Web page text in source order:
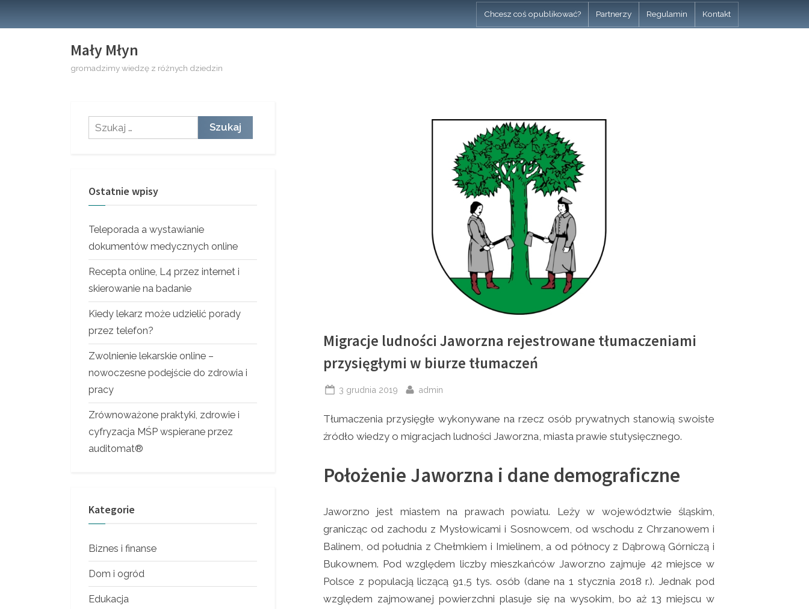
to
Chcesz coś opublikować? Partnerzy Regulamin Kontakt
Mały Młyn
gromadzimy wiedzę z różnych dziedzin
Migracje ludności Jaworzna rejestrowane tłumaczeniami
przysięgłymi w biurze tłumaczeń
Posted
3 grudnia 2019 By
admin
Tłumaczenia przysięgłe wykonywane na rzecz osób prywatnych stanowią swoiste
źródło wiedzy o migracjach ludności Jaworzna, miasta prawie stutysięcznego.
Położenie Jaworzna i dane demograficzne
Jaworzno jest miastem na prawach powiatu. Leży w województwie śląskim,
granicząc od zachodu z Mysłowicami i Sosnowcem, od wschodu z Chrzanowem i
Balinem, od południa z Chełmkiem i Imielinem, a od północy z Dąbrową Górniczą i
Bukownem. Pod względem liczby mieszkańców Jaworzno zajmuje 42 miejsce w
Polsce z populacją liczącą 91,5 tys. osób (dane na 1 stycznia 2018 r.). Jednak pod
względem zajmowanej powierzchni plasuje się na wysokim, bo aż 13 miejscu w
Szukaj:
Ostatnie wpisy
Teleporada a wystawianie
dokumentów medycznych online
Recepta online, L4 przez internet i
skierowanie na badanie
Kiedy lekarz może udzielić porady
przez telefon?
Zwolnienie lekarskie online –
nowoczesne podejście do zdrowia i
pracy
Zrównoważone praktyki, zdrowie i
cyfryzacja MŚP wspierane przez
auditomat®
Kategorie
Biznes i finanse
Dom i ogród
Edukacja